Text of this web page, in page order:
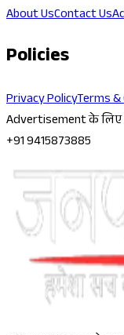
About UsContact Us
Policies
Privacy PolicyTerms
Advertisement के लिए
+91 9415873885